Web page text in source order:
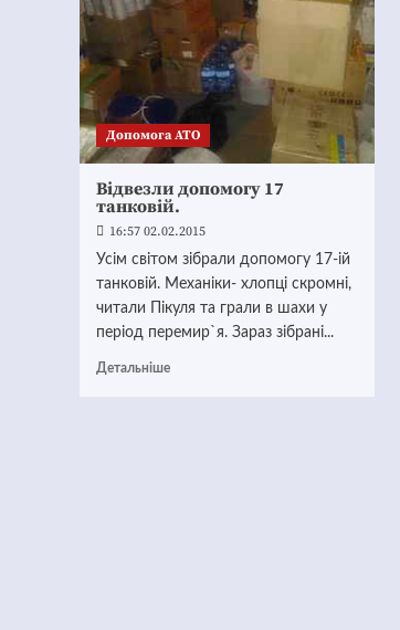
Допомога АТО
Відвезли допомогу 17
танковій.
16:57 02.02.2015
Усім світом зібрали допомогу 17-ій
танковій. Механіки- хлопці скромні,
читали Пікуля та грали в шахи у
період перемир`я. Зараз зібрані...
Детальніше